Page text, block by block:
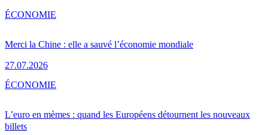
Merci la Chine : elle a sauvé l’économie mondiale
27.07.2026
ÉCONOMIE
L’euro en mèmes : quand les Européens détournent les nouveaux
billets
ÉCONOMIE